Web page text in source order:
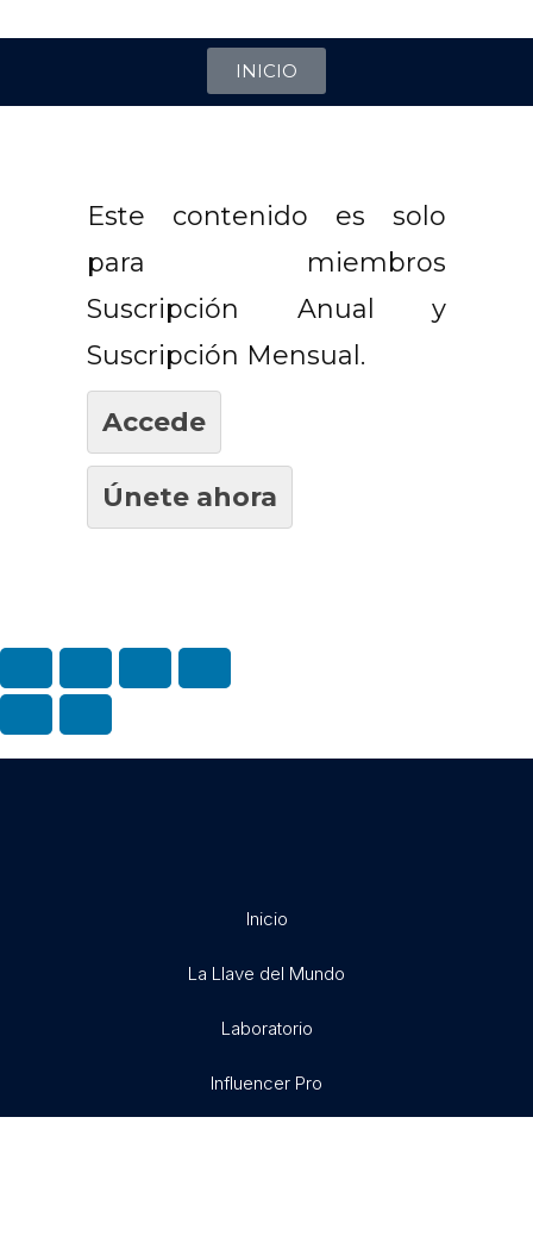
INICIO
Este contenido es solo
para miembros
Suscripción Anual y
Suscripción Mensual.
Accede
Únete ahora
Inicio
La Llave del Mundo
Laboratorio
Influencer Pro